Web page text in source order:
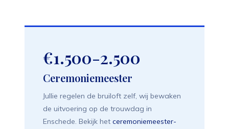
€1.500-2.500
Ceremoniemeester
Jullie regelen de bruiloft zelf, wij bewaken
de uitvoering op de trouwdag in
Enschede. Bekijk het ceremoniemeester-